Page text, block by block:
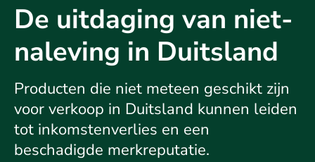
De uitdaging van niet-
naleving in Duitsland
Producten die niet meteen geschikt zijn
voor verkoop in Duitsland kunnen leiden
tot inkomstenverlies en een
beschadigde merkreputatie.